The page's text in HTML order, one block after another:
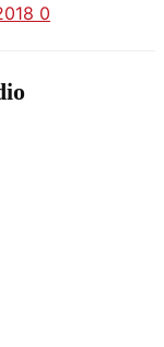
0